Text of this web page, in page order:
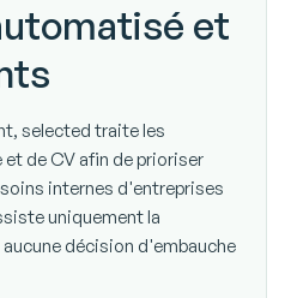
et
selected traite les
de CV afin de prioriser
internes d'entreprises
uniquement la
décision d'embauche